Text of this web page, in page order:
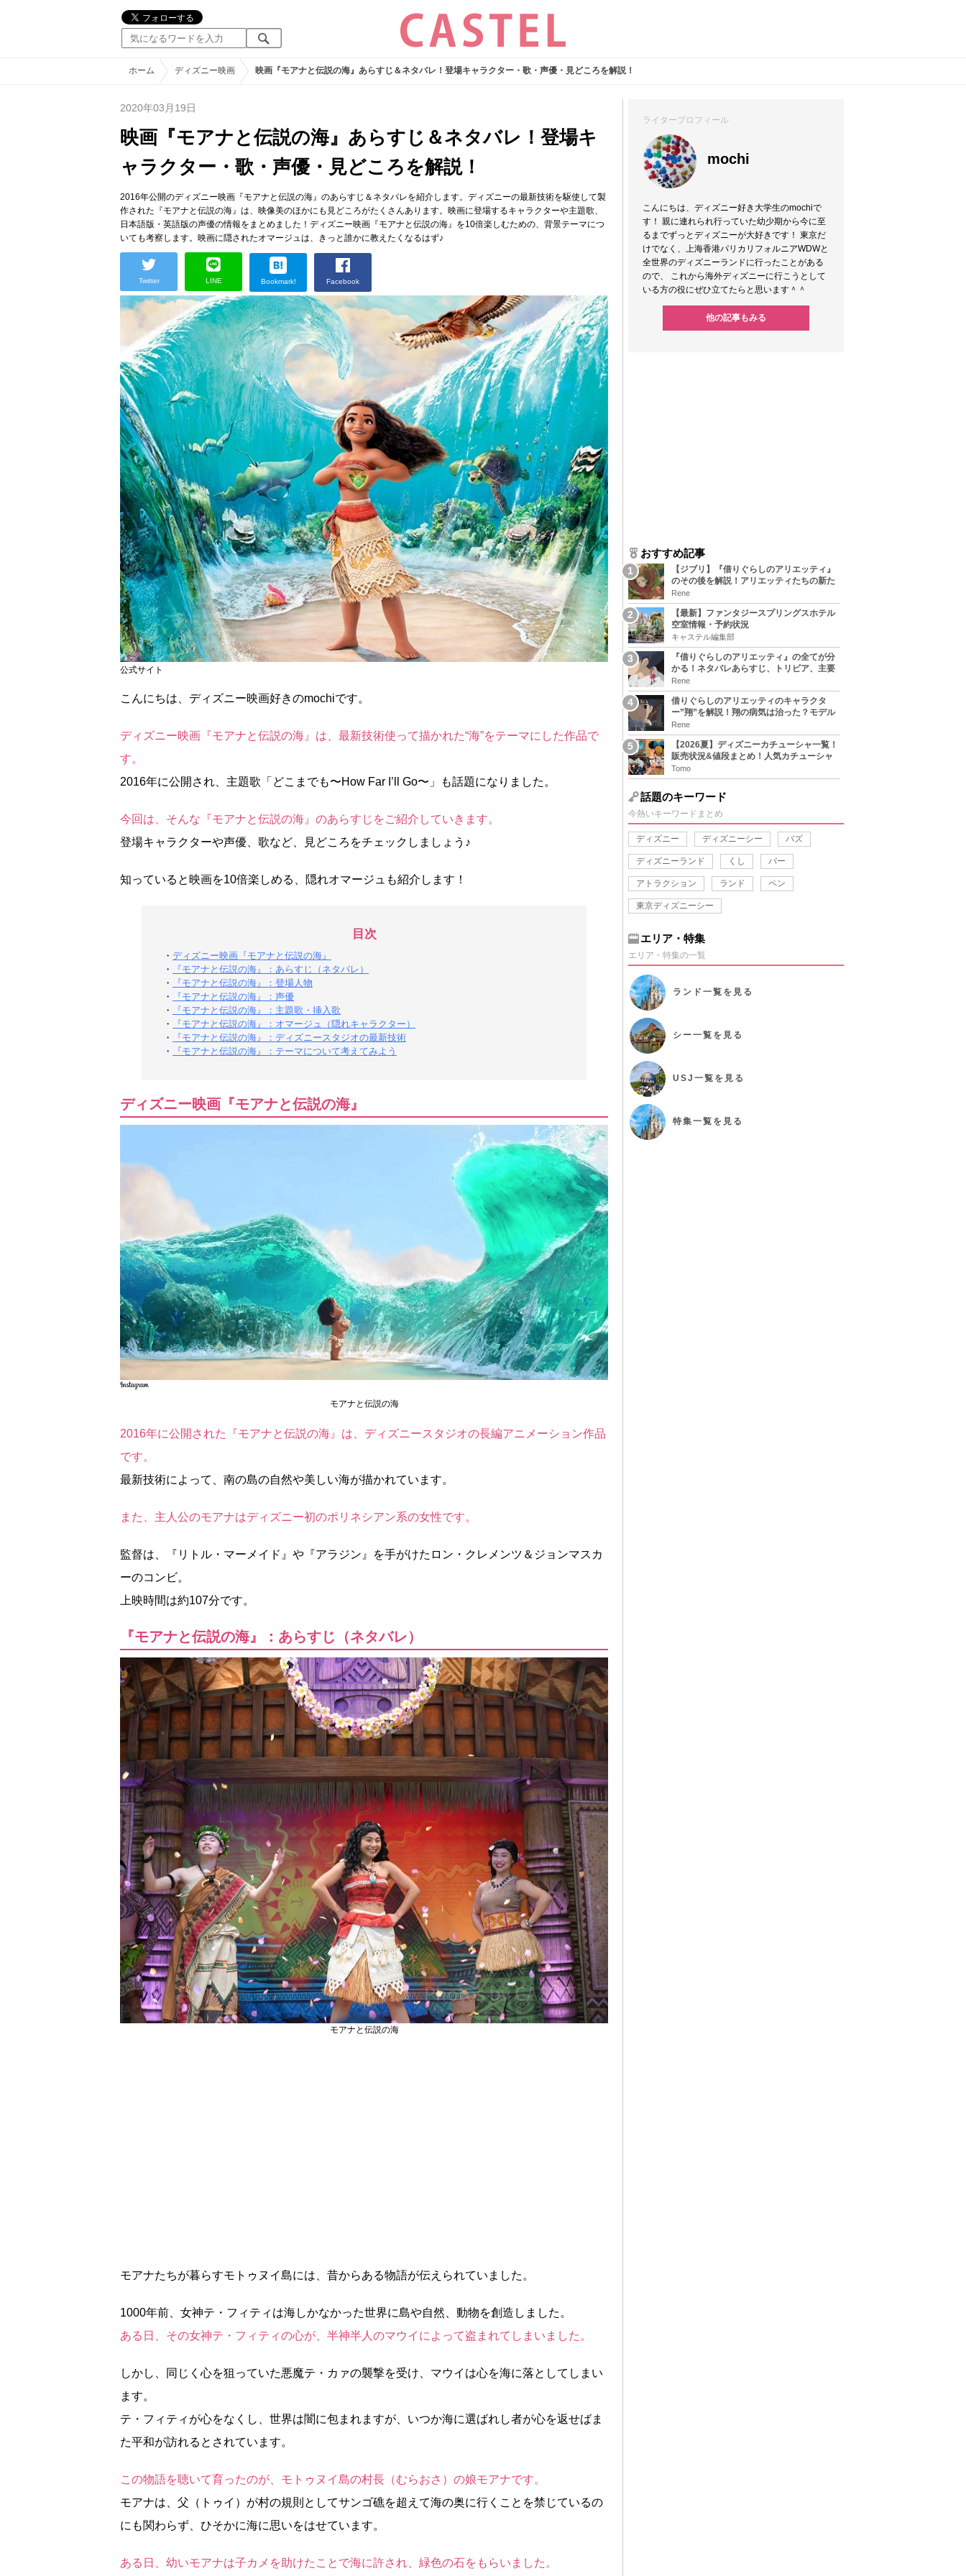
ホーム ディズニー映画 映画『モアナと伝説の海』あらすじ＆ネタバレ！登場キャラクター・歌・声優・見どころを解説！
2020年03月19日
映画『モアナと伝説の海』あらすじ＆ネタバレ！登場キ
ャラクター・歌・声優・見どころを解説！
2016年公開のディズニー映画『モアナと伝説の海』のあらすじ＆ネタバレを紹介します。ディズニーの最新技術を駆使して製
作された『モアナと伝説の海』は、映像美のほかにも見どころがたくさんあります。映画に登場するキャラクターや主題歌、
日本語版・英語版の声優の情報をまとめました！ディズニー映画『モアナと伝説の海』を10倍楽しむための、背景テーマにつ
いても考察します。映画に隠されたオマージュは、きっと誰かに教えたくなるはず♪
Twitter LINE Bookmark! Facebook
公式サイト
こんにちは、ディズニー映画好きのmochiです。
ディズニー映画『モアナと伝説の海』は、最新技術使って描かれた“海”をテーマにした作品で
す。
2016年に公開され、主題歌「どこまでも〜How Far I’ll Go〜」も話題になりました。
今回は、そんな『モアナと伝説の海』のあらすじをご紹介していきます。
登場キャラクターや声優、歌など、見どころをチェックしましょう♪
知っていると映画を10倍楽しめる、隠れオマージュも紹介します！
目次
・ ディズニー映画『モアナと伝説の海』
・
『モアナと伝説の海』：あらすじ（ネタバレ）
・
『モアナと伝説の海』：登場人物
・
『モアナと伝説の海』：声優
・
『モアナと伝説の海』：主題歌・挿入歌
・
『モアナと伝説の海』：オマージュ（隠れキャラクター）
・
『モアナと伝説の海』：ディズニースタジオの最新技術
・
『モアナと伝説の海』：テーマについて考えてみよう
ディズニー映画『モアナと伝説の海』
モアナと伝説の海
2016年に公開された『モアナと伝説の海』は、ディズニースタジオの長編アニメーション作品
です。
最新技術によって、南の島の自然や美しい海が描かれています。
また、主人公のモアナはディズニー初のポリネシアン系の女性です。
監督は、『リトル・マーメイド』や『アラジン』を手がけたロン・クレメンツ＆ジョンマスカ
ーのコンビ。
上映時間は約107分です。
『モアナと伝説の海』：あらすじ（ネタバレ）
モアナと伝説の海
モアナたちが暮らすモトゥヌイ島には、昔からある物語が伝えられていました。
1000年前、女神テ・フィティは海しかなかった世界に島や自然、動物を創造しました。
ある日、その女神テ・フィティの心が、半神半人のマウイによって盗まれてしまいました。
しかし、同じく心を狙っていた悪魔テ・カァの襲撃を受け、マウイは心を海に落としてしまい
ます。
テ・フィティが心をなくし、世界は闇に包まれますが、いつか海に選ばれし者が心を返せばま
た平和が訪れるとされています。
この物語を聴いて育ったのが、モトゥヌイ島の村長（むらおさ）の娘モアナです。
モアナは、父（トゥイ）が村の規則としてサンゴ礁を超えて海の奥に行くことを禁じているの
にも関わらず、ひそかに海に思いをはせています。
ある日、幼いモアナは子カメを助けたことで海に許され、緑色の石をもらいました。
ライタープロフィール
mochi
こんにちは、ディズニー好き大学生のmochiで
す！ 親に連れられ行っていた幼少期から今に至
るまでずっとディズニーが大好きです！ 東京だ
けでなく、上海香港パリカリフォルニアWDWと
全世界のディズニーランドに行ったことがある
ので、 これから海外ディズニーに行こうとして
いる方の役にぜひ立てたらと思います＾＾
他の記事もみる
おすすめ記事
【ジブリ】『借りぐらしのアリエッティ』
のその後を解説！アリエッティたちの新た
な住処は？翔の病気は治る？
Rene
【最新】ファンタジースプリングスホテル
空室情報・予約状況
キャステル編集部
『借りぐらしのアリエッティ』の全てが分
かる！ネタバレあらすじ、トリビア、主要
キャラまとめ！
Rene
借りぐらしのアリエッティのキャラクタ
ー”翔”を解説！翔の病気は治った？モデル
は誰？
Rene
【2026夏】ディズニーカチューシャ一覧！
販売状況&値段まとめ！人気カチューシャ
をチェック
Tomo
話題のキーワード
今熱いキーワードまとめ
ディズニー ディズニーシー バズ
ディズニーランド くし バー
アトラクション ランド ペン
東京ディズニーシー
エリア・特集
エリア・特集の一覧
ランド 一覧を見る
シー一覧を見る
USJ 一覧を見る
特集一覧を見る